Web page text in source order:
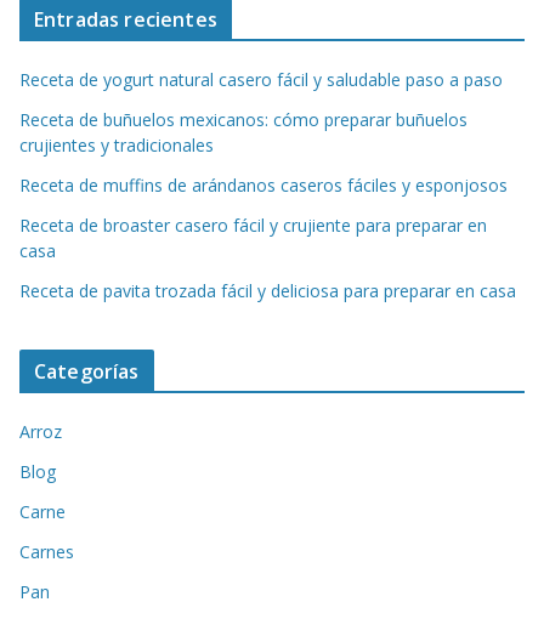
Entradas recientes
Receta de yogurt natural casero fácil y saludable paso a paso
Receta de buñuelos mexicanos: cómo preparar buñuelos
crujientes y tradicionales
Receta de muffins de arándanos caseros fáciles y esponjosos
Receta de broaster casero fácil y crujiente para preparar en
casa
Receta de pavita trozada fácil y deliciosa para preparar en casa
Categorías
Arroz
Blog
Carne
Carnes
Pan